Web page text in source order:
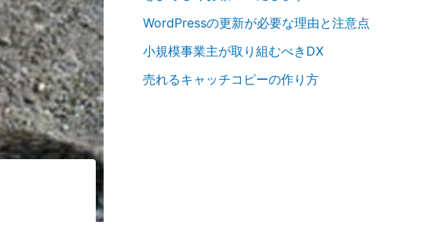
WordPressの更新が必要な理由と注意点
小規模事業主が取り組むべきDX
売れるキャッチコピーの作り方